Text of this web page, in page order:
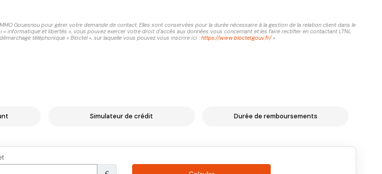
Gouesnou pour gérer votre demande de contact. Elles sont conservées pour la durée nécessaire à la gestion de la relation client dans le
et libertés », vous pouvez exercer votre droit d'accès aux données vous concernant et les faire rectifier en contactant LTNL
téléphonique « Bloctel », sur laquelle vous pouvez vous inscrire ici : https://www.bloctel.gouv.fr/»
Simulateur de crédit Durée de remboursements